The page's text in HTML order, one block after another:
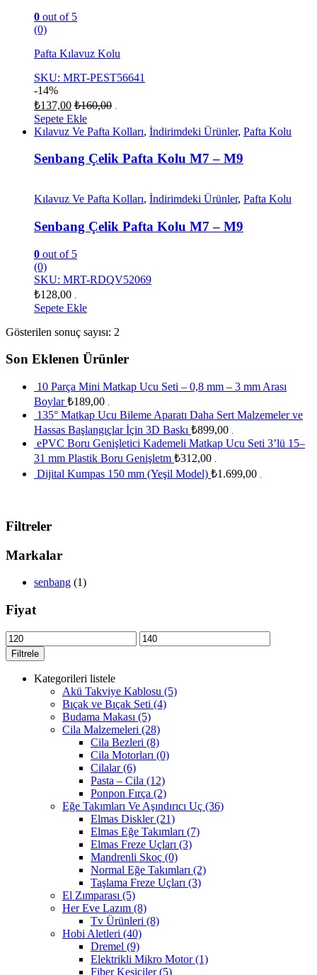
0 out of 5
(0)
Pafta Kılavuz Kolu
SKU: MRT-PEST56641
-14%
₺137,00 ₺160,00
Sepete Ekle
Kılavuz Ve Pafta Kolları, İndirimdeki Ürünler, Pafta Kolu
Senbang Çelik Pafta Kolu M7 – M9
Kılavuz Ve Pafta Kolları, İndirimdeki Ürünler, Pafta Kolu
Senbang Çelik Pafta Kolu M7 – M9
0 out of 5
(0)
SKU: MRT-RDQV52069
₺128,00
Sepete Ekle
Gösterilen sonuç sayısı: 2
Son Eklenen Ürünler
10 Parça Mini Matkap Ucu Seti – 0,8 mm – 3 mm Arası
Boylar ₺189,00 .
135° Matkap Ucu Bileme Aparatı Daha Sert Malzemeler ve
Hassas Başlangıçlar İçin 3D Baskı ₺899,00 .
ePVC Boru Genişletici Kademeli Matkap Ucu Seti 3’lü 15–
31 mm Plastik Boru Genişletm ₺312,00 .
Dijital Kumpas 150 mm (Yeşil Model) ₺1.699,00 .
Filtreler
Markalar
senbang (1)
Fiyat
Filtrele
Kategorileri listele
Akü Takviye Kablosu (5)
Bıçak ve Bıçak Seti (4)
Budama Makası (5)
Cila Malzemeleri (28)
Cila Bezleri (8)
Cila Motorları (0)
Cilalar(6)
Pasta – Cila (12)
Ponpon Fırça (2)
Eğe Takımları Ve Aşındırıcı Uç (36)
Elmas Diskler(21)
Elmas Eğe Takımları (7)
Elmas Freze Uçları (3)
Mandrenli Skoç (0)
Normal Eğe Takımları (2)
Taşlama Freze Uçları (3)
El Zımparası (5)
Her Eve Lazım (8)
Tv Ürünleri (8)
Hobi Aletleri (40)
Dremel (9)
Elektrikli Mikro Motor(1)
Fiber Kesiciler(5)